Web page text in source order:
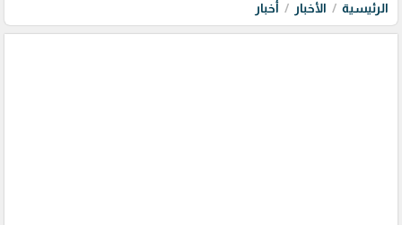
الرئيسية الأخبار أخبار